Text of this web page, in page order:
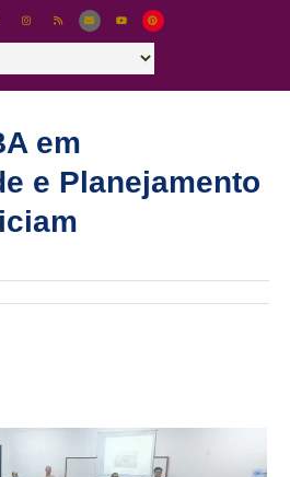
em
e Planejamento